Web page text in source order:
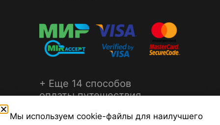
+ Еще 14 способов
оплаты путешествия
Мы используем cookie-файлы для наилучшего